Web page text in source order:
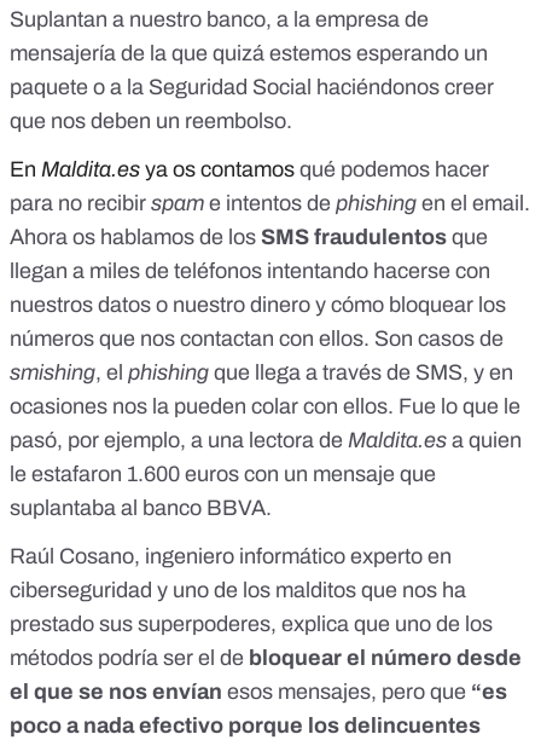
Suplantan a nuestro banco, a la empresa de
mensajería de la que quizá estemos esperando un
paquete o a la Seguridad Social haciéndonos creer
que nos deben un reembolso.
En Maldita.es ya os contamos qué podemos hacer
para no recibir spam e intentos de phishing en el email .
Ahora os hablamos de los SMS fraudulentos que
llegan a miles de teléfonos intentando hacerse con
nuestros datos o nuestro dinero y cómo bloquear los
números que nos contactan con ellos. Son casos de
smishing, el phishing que llega a través de SMS, y en
ocasiones nos la pueden colar con ellos. Fue lo que le
pasó, por ejemplo, a una lectora de Maldita.es a quien
le estafaron 1.600 euros con un mensaje que
suplantaba al banco BBVA.
Raúl Cosano, ingeniero informático experto en
ciberseguridad y uno de los malditos que nos ha
prestado sus superpoderes, explica que uno de los
métodos podría ser el de bloquear el número desde
el que se nos envían esos mensajes, pero que “es
poco a nada efectivo porque los delincuentes